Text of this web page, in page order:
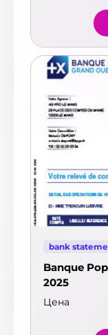
bank
Banque
2025
Цена